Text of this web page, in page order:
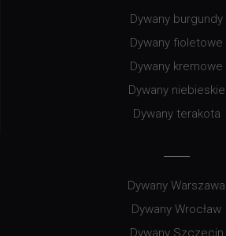
Dywany burgundy
Dywany fioletowe
Dywany kremowe
Dywany niebieskie
Dywany terakota
Dywany Warszawa
Dywany Wrocław
Dywany Szczecin